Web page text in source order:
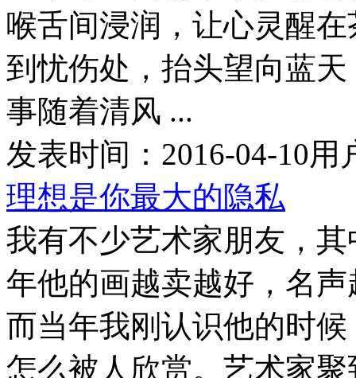
喉舌间浸润，让心灵醒
到忧伤处，抬头望向蓝
事随着清风 ...
发表时间： 2016-04-10用
理想是你最大的隐私
我有不少艺术家朋友，
年他的画越卖越好，名
而当年我刚认识他的时
怎么被人欣赏。艺术家